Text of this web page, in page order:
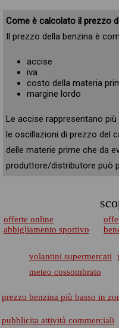
Come è calcolato il prezzo
Il prezzo della benzina è
accise
iva
costo della materia
margine lordo
Le accise rappresentano
le oscillazioni di prezzo del
delle materie prime che da
produttore/distributore può
offerte online
abbigliamento sportivo
volantini supermercati
meteo cossombrato
prezzo benzina più basso in
pubblicita attività commerciali